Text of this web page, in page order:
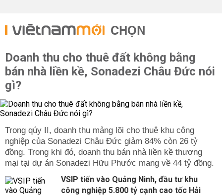
CHỌN
Doanh thu cho thuê đất không bằng
bán nhà liền kề, Sonadezi Châu Đức nói
gì?
Trong qúy II, doanh thu mảng lõi cho thuê khu công
nghiệp của Sonadezi Châu Đức giảm 84% còn 26 tỷ
đồng. Trong khi đó, doanh thu bán nhà liền kề thương
mại tại dự án Sonadezi Hữu Phước mang về 44 tỷ đồng.
VSIP tiến vào Quảng Ninh, đầu tư khu
công nghiệp 5.800 tỷ cạnh cao tốc Hải